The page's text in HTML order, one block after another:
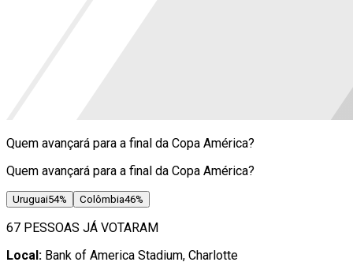
Quem avançará para a final da Copa América?
Quem avançará para a final da Copa América?
Uruguai54% Colômbia46%
67 PESSOAS JÁ VOTARAM
Local: Bank of America Stadium, Charlotte